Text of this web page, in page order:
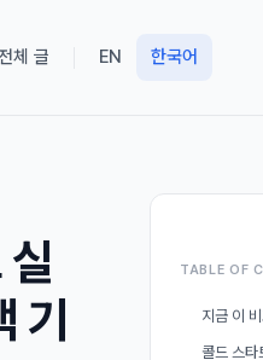
체 글 EN 한국어
TABLE OF
지금 이
콜드 스타